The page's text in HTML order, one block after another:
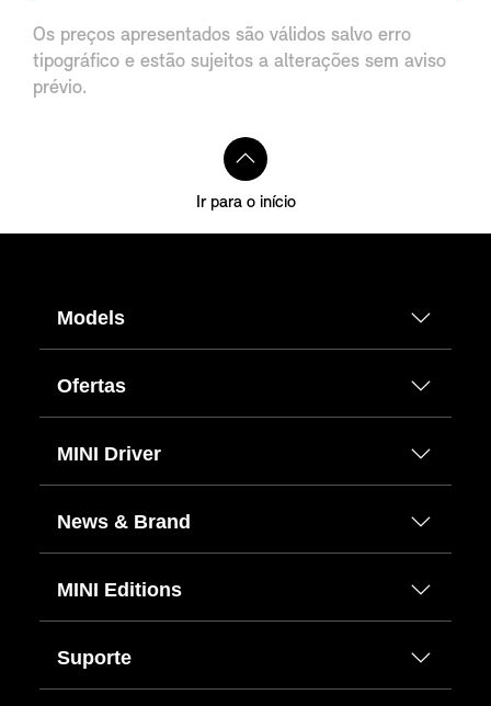
Os preços apresentados são válidos salvo erro
tipográfico e estão sujeitos a alterações sem aviso
prévio.
Ir para o início
Models
Ofertas
MINI Driver
News & Brand
MINI Editions
Suporte